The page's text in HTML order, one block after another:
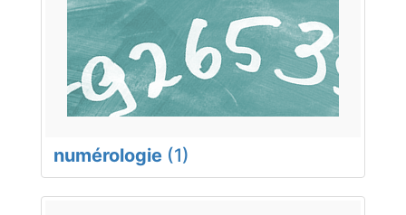
numérologie (1)